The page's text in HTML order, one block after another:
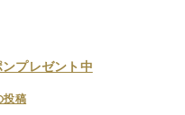
プレゼント中
投稿